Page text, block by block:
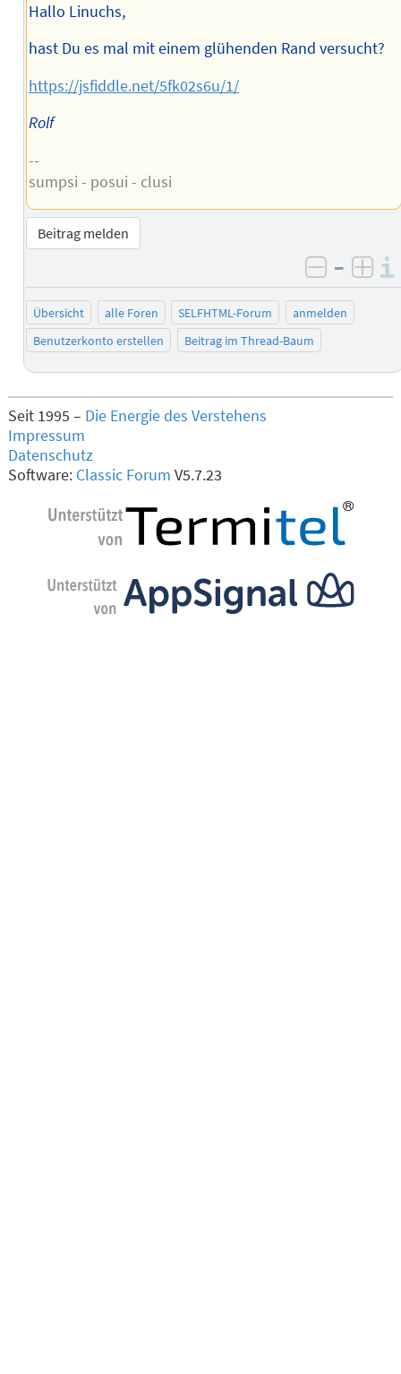
Hallo Linuchs,
hast Du es mal mit einem glühenden Rand versucht?
https://jsfiddle.net/5fk02s6u/1/
Rolf
--
sumpsi - posui - clusi
Beitrag melden
negativ
–
Übersicht alle Foren SELFHTML-Forum
anmelden
Benutzerkonto erstellen
Beitrag im Thread-Baum
Seit 1995 – Die Energie des Verstehens
Impressum
Datenschutz
Software: Classic Forum V5.7.23